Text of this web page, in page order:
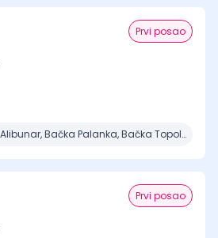
Prvi posao
Alibunar, Bačka Palanka, Bačka Topola, Bečej, Beograd + 8 mesta
Prvi posao